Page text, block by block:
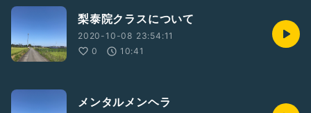
梨泰院クラスについて
2020-10-08 23:54:11
0
10:41
メンタルメンヘラ